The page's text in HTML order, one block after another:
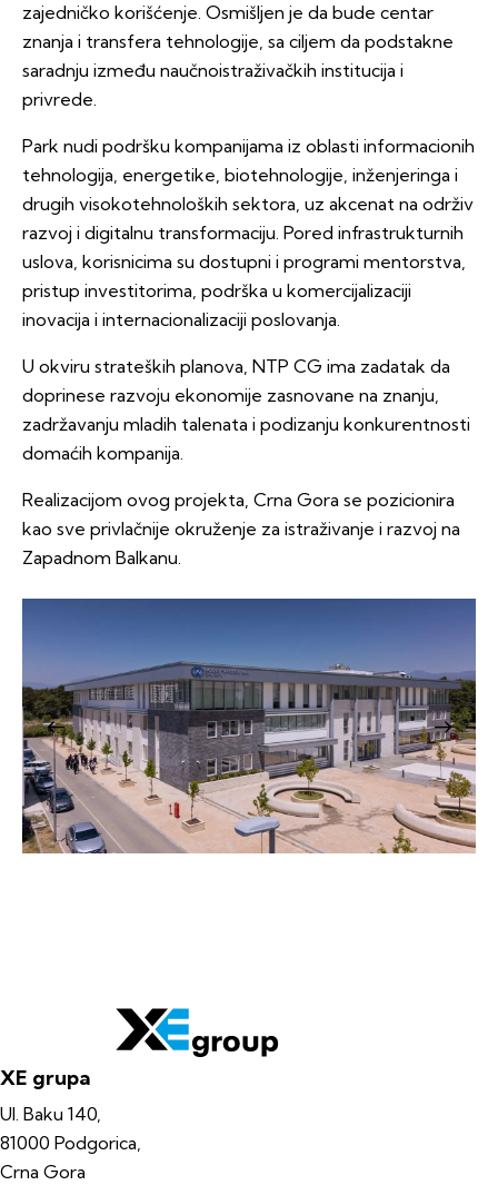
zajedničko korišćenje. Osmišljen je da bude centar
znanja i transfera tehnologije, sa ciljem da podstakne
saradnju između naučnoistraživačkih institucija i
privrede.
Park nudi podršku kompanijama iz oblasti informacionih
tehnologija, energetike, biotehnologije, inženjeringa i
drugih visokotehnoloških sektora, uz akcenat na održiv
razvoj i digitalnu transformaciju. Pored infrastrukturnih
uslova, korisnicima su dostupni i programi mentorstva,
pristup investitorima, podrška u komercijalizaciji
inovacija i internacionalizaciji poslovanja.
U okviru strateških planova, NTP CG ima zadatak da
doprinese razvoju ekonomije zasnovane na znanju,
zadržavanju mladih talenata i podizanju konkurentnosti
domaćih kompanija.
Realizacijom ovog projekta, Crna Gora se pozicionira
kao sve privlačnije okruženje za istraživanje i razvoj na
Zapadnom Balkanu.
XE grupa
Ul. Baku 140,
81000 Podgorica,
Crna Gora